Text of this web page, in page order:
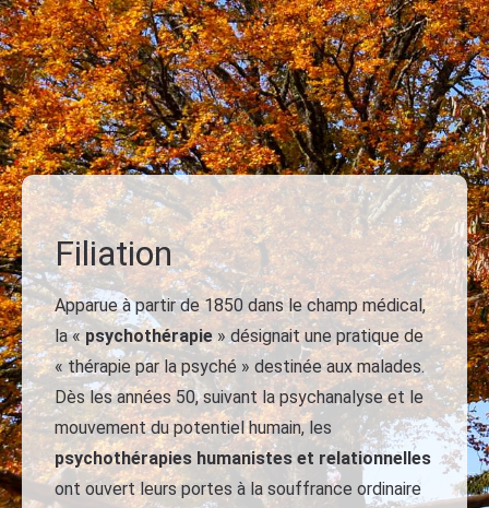
Filiation
Apparue à partir de 1850 dans le champ médical,
la «psychothérapie» désignait une pratique de
« thérapie par la psyché » destinée aux malades.
Dès les années 50, suivant la psychanalyse et le
mouvement du potentiel humain, les
psychothérapies humanistes et relationnelles
ont ouvert leurs portes à la souffrance ordinaire